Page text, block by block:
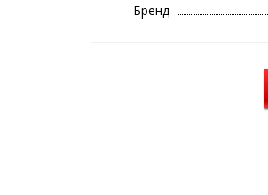
в комплекте
Дополнительную защиту
сколам и царапинам. В
инструкция и набор
Бренд